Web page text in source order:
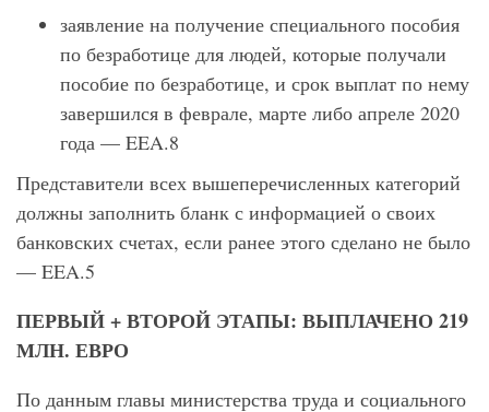
заявление на получение специального пособия
по безработице для людей, которые получали
пособие по безработице, и срок выплат по нему
завершился в феврале, марте либо апреле 2020
года — ΕΕΑ.8
Представители всех вышеперечисленных категорий
должны заполнить бланк с информацией о своих
банковских счетах, если ранее этого сделано не было
— ΕΕΑ.5
ПЕРВЫЙ + ВТОРОЙ ЭТАПЫ: ВЫПЛАЧЕНО 219
МЛН. ЕВРО
По данным главы министерства труда и социального